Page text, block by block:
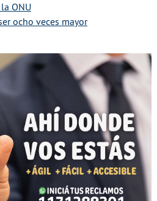
ONU
ocho veces mayor